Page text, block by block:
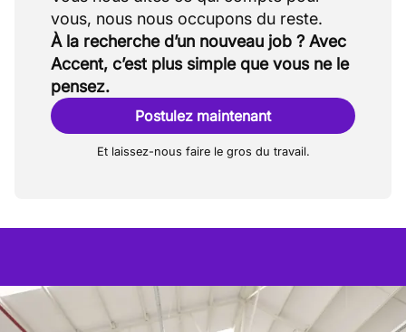
À la recherche d’un nouveau job ? Avec
Accent, c’est plus simple que vous ne le
pensez.
Postulez maintenant
Et laissez-nous faire le gros du travail.